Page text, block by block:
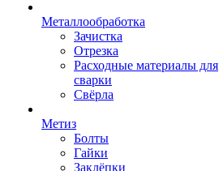
Металлообработка
Зачистка
Отрезка
Расходные материалы для
сварки
Свёрла
Метиз
Болты
Гайки
Заклёпки